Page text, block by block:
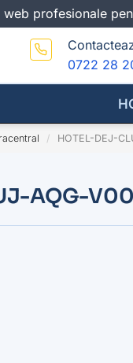
web profesionale
0722 28
HOTEL-DEJ-
AQG-